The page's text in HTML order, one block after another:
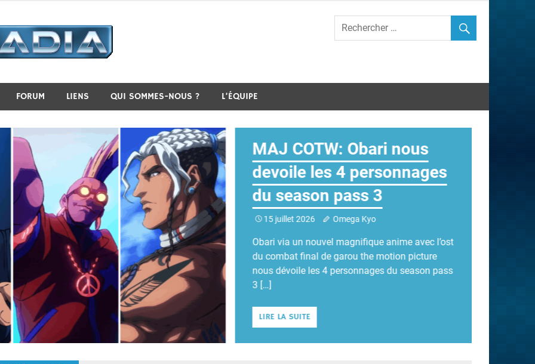
FORUM LIENS QUI SOMMES-NOUS ? L’ÉQUIPE
MAJ COTW: Obari nous
devoile les 4 personnages
du season pass 3
15 juillet 2026 Omega Kyo
Obari via un nouvel magnifique anime avec l’ost
du combat final de garou the motion picture
nous dévoile les 4 personnages du season pass
3 […]
LIRE LA SUITE